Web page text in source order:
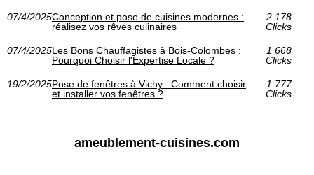
07/4/2025Conception et pose de cuisines modernes :
réalisez vos rêves culinaires
2 178
Clicks
07/4/2025Les Bons Chauffagistes à Bois-Colombes :
Pourquoi Choisir l'Expertise Locale ?
1 668
Clicks
19/2/2025Pose de fenêtres à Vichy : Comment choisir
et installer vos fenêtres ?
1 777
Clicks
ameublement-cuisines.com